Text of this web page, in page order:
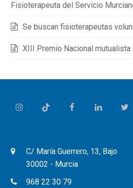
Fisioterapeuta del Servicio
Se buscan fisioterapeutas
XIII Premio Nacional
InstagramTiktok FacebookLinkedIn
C/ María Guerrero, 13, Bajo
30002 - Murcia
968 22 30 79